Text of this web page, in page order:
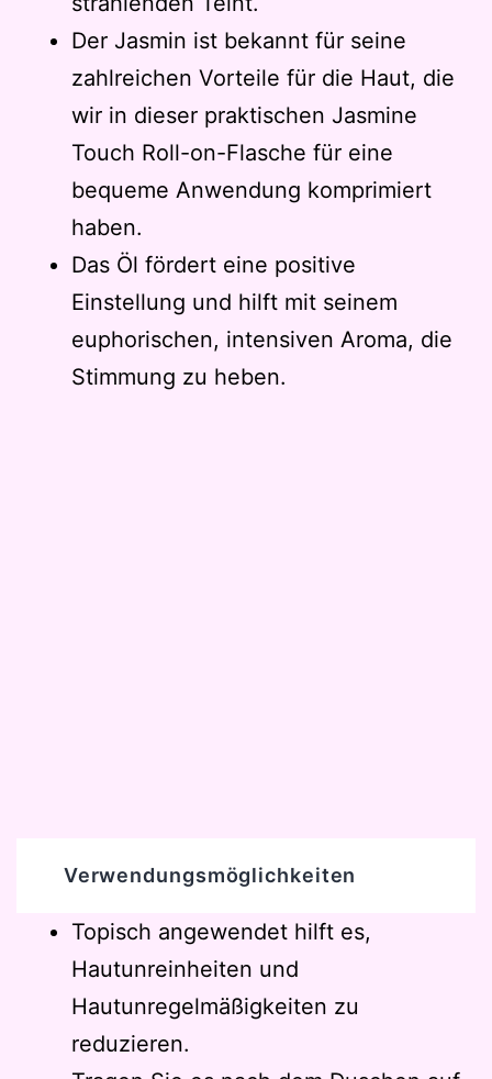
Der Jasmin ist bekannt für seine
zahlreichen Vorteile für die Haut, die
wir in dieser praktischen Jasmine
Touch Roll-on-Flasche für eine
bequeme Anwendung komprimiert
haben.
Das Öl fördert eine positive
Einstellung und hilft mit seinem
euphorischen, intensiven Aroma, die
Stimmung zu heben.
Verwendungsmöglichkeiten
Topisch angewendet hilft es,
Hautunreinheiten und
Hautunregelmäßigkeiten zu
reduzieren.